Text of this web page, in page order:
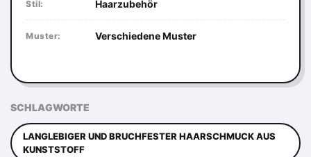
Stil: Haarzubehör
Muster: Verschiedene Muster
SCHLAGWORTE
LANGLEBIGER UND BRUCHFESTER HAARSCHMUCK AUS
KUNSTSTOFF